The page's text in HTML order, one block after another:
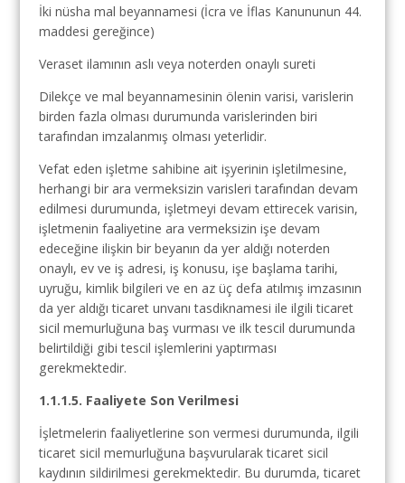
İki nüsha mal beyannamesi (İcra ve İflas Kanununun 44.
maddesi gereğince)
Veraset ilamının aslı veya noterden onaylı sureti
Dilekçe ve mal beyannamesinin ölenin varisi, varislerin
birden fazla olması durumunda varislerinden biri
tarafından imzalanmış olması yeterlidir.
Vefat eden işletme sahibine ait işyerinin işletilmesine,
herhangi bir ara vermeksizin varisleri tarafından devam
edilmesi durumunda, işletmeyi devam ettirecek varisin,
işletmenin faaliyetine ara vermeksizin işe devam
edeceğine ilişkin bir beyanın da yer aldığı noterden
onaylı, ev ve iş adresi, iş konusu, işe başlama tarihi,
uyruğu, kimlik bilgileri ve en az üç defa atılmış imzasının
da yer aldığı ticaret unvanı tasdiknamesi ile ilgili ticaret
sicil memurluğuna baş vurması ve ilk tescil durumunda
belirtildiği gibi tescil işlemlerini yaptırması
gerekmektedir.
1.1.1.5. Faaliyete Son Verilmesi
İşletmelerin faaliyetlerine son vermesi durumunda, ilgili
ticaret sicil memurluğuna başvurularak ticaret sicil
kaydının sildirilmesi gerekmektedir. Bu durumda, ticaret